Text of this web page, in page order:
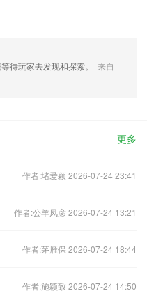
待玩家去发现和探索。
来自
更多
作者:堵爱颖 2026-07-24 23:41
作者:公羊凤彦 2026-07-24 13:21
作者:茅雁保 2026-07-24 18:44
作者:施颖致 2026-07-24 14:50